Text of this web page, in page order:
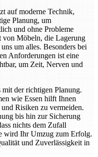
auf moderne Technik,
Planung, um
und ohne Probleme
von Möbeln, die Lagerung
um alles. Besonders bei
Anforderungen ist eine
um Zeit, Nerven und
der richtigen Planung.
wie Essen hilft Ihnen
Risiken zu vermeiden.
bis hin zur Sicherung
nichts dem Zufall
wird Ihr Umzug zum Erfolg.
und Zuverlässigkeit in